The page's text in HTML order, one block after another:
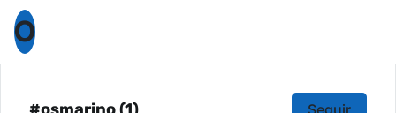
O
#osmarino (1) Seguir